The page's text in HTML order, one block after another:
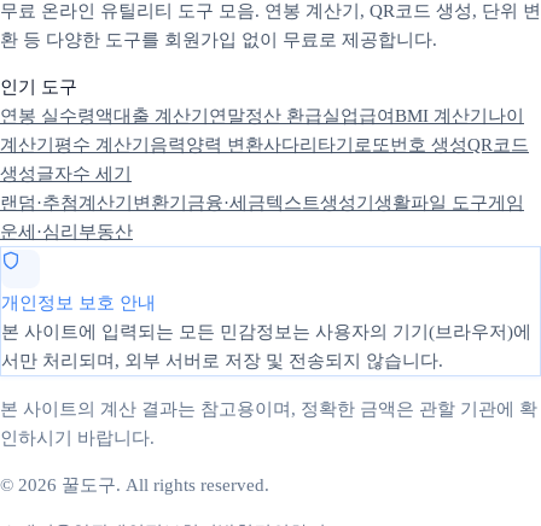
무료 온라인 유틸리티 도구 모음. 연봉 계산기, QR코드 생성, 단위 변
환 등 다양한 도구를 회원가입 없이 무료로 제공합니다.
인기 도구
연봉 실수령액대출 계산기 연말정산 환급실업급여BMI 계산기 나이
계산기 평수 계산기 음력양력 변환사다리타기 로또번호 생성QR코드
생성글자수 세기
랜덤·추첨계산기 변환기 금융·세금텍스트생성기 생활파일 도구게임
운세·심리 부동산
개인정보 보호 안내
본 사이트에 입력되는 모든 민감정보는 사용자의 기기(브라우저)에
서만 처리되며, 외부 서버로 저장 및 전송되지 않습니다.
본 사이트의 계산 결과는 참고용이며, 정확한 금액은 관할 기관에 확
인하시기 바랍니다.
© 2026 꿀도구. All rights reserved.